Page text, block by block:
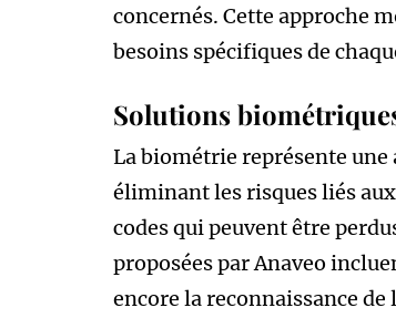
concernés. Cette approche
besoins spécifiques de
Solutions
La biométrie représente une
éliminant les risques liés
codes qui peuvent être
proposées par Anaveo
encore la reconnaissance